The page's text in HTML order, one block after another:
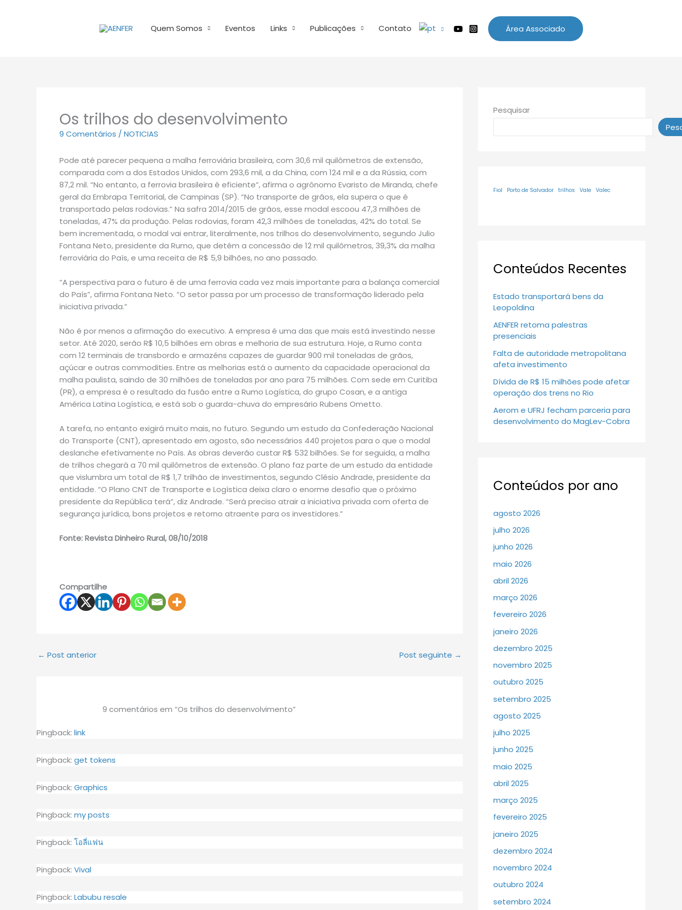
Quem Somos Eventos Links Publicações Contato Área Associado
Os trilhos do desenvolvimento
9 Comentários / NOTICIAS
Pode até parecer pequena a malha ferroviária brasileira, com 30,6 mil quilômetros de extensão,
comparada com a dos Estados Unidos, com 293,6 mil, a da China, com 124 mil e a da Rússia, com
87,2 mil. “No entanto, a ferrovia brasileira é eficiente”, afirma o agrônomo Evaristo de Miranda, chefe
geral da Embrapa Territorial, de Campinas (SP). “No transporte de grãos, ela supera o que é
transportado pelas rodovias.” Na safra 2014/2015 de grãos, esse modal escoou 47,3 milhões de
toneladas, 47% da produção. Pelas rodovias, foram 42,3 milhões de toneladas, 42% do total. Se
bem incrementada, o modal vai entrar, literalmente, nos trilhos do desenvolvimento, segundo Julio
Fontana Neto, presidente da Rumo, que detém a concessão de 12 mil quilômetros, 39,3% da malha
ferroviária do País, e uma receita de R$ 5,9 bilhões, no ano passado.
“A perspectiva para o futuro é de uma ferrovia cada vez mais importante para a balança comercial
do País”, afirma Fontana Neto. “O setor passa por um processo de transformação liderado pela
iniciativa privada.”
Não é por menos a afirmação do executivo. A empresa é uma das que mais está investindo nesse
setor. Até 2020, serão R$ 10,5 bilhões em obras e melhoria de sua estrutura. Hoje, a Rumo conta
com 12 terminais de transbordo e armazéns capazes de guardar 900 mil toneladas de grãos,
açúcar e outras commodities. Entre as melhorias está o aumento da capacidade operacional da
malha paulista, saindo de 30 milhões de toneladas por ano para 75 milhões. Com sede em Curitiba
(PR), a empresa é o resultado da fusão entre a Rumo Logística, do grupo Cosan, e a antiga
América Latina Logística, e está sob o guarda-chuva do empresário Rubens Ometto.
A tarefa, no entanto exigirá muito mais, no futuro. Segundo um estudo da Confederação Nacional
do Transporte (CNT), apresentado em agosto, são necessários 440 projetos para o que o modal
deslanche efetivamente no País. As obras deverão custar R$ 532 bilhões. Se for seguida, a malha
de trilhos chegará a 70 mil quilômetros de extensão. O plano faz parte de um estudo da entidade
que vislumbra um total de R$ 1,7 trilhão de investimentos, segundo Clésio Andrade, presidente da
entidade. “O Plano CNT de Trans­por­te e Logística deixa claro o enorme desafio que o próximo
presidente da República terá”, diz Andrade. “Será preciso atrair a iniciativa privada com oferta de
segurança jurídica, bons projetos e retorno atraente para os investidores.”
Fonte: Revista Dinheiro Rural, 08/10/2018
Compartilhe
← Post anterior Post seguinte →
9 comentários em “Os trilhos do desenvolvimento”
Pingback: link
Pingback: get tokens
Pingback: Graphics
Pingback: my posts
Pingback: โอลี่แฟน
Pingback: Vival
Pingback: Labubu resale
Pesquisar
Fiol Porto de Salvador trilhos Vale Valec
Conteúdos Recentes
Estado transportará bens da
Leopoldina
AENFER retoma palestras
presenciais
Falta de autoridade metropolitana
afeta investimento
Dívida de R$ 15 milhões pode afetar
operação dos trens no Rio
Aerom e UFRJ fecham parceria para
desenvolvimento do MagLev-Cobra
Conteúdos por ano
agosto 2026
julho 2026
junho 2026
maio 2026
abril 2026
março 2026
fevereiro 2026
janeiro 2026
dezembro 2025
novembro 2025
outubro 2025
setembro 2025
agosto 2025
julho 2025
junho 2025
maio 2025
abril 2025
março 2025
fevereiro 2025
janeiro 2025
dezembro 2024
novembro 2024
outubro 2024
setembro 2024